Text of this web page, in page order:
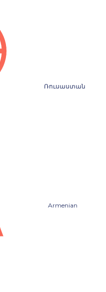
Ռուսաստան
Armenian